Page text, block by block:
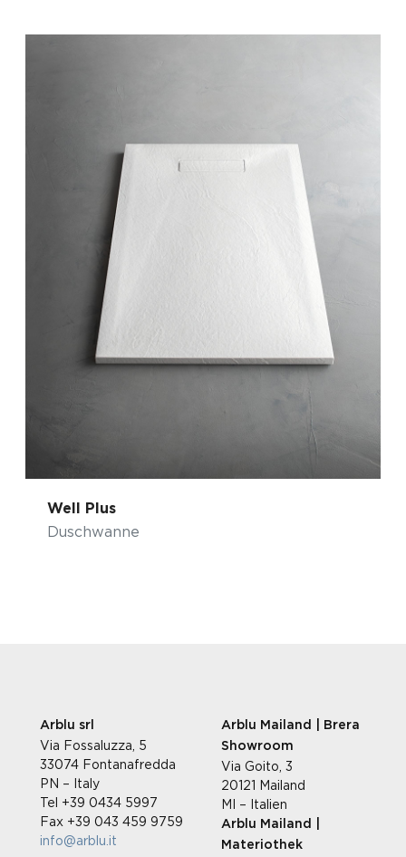
Well Plus
Duschwanne
Arblu srl
Via Fossaluzza, 5
33074 Fontanafredda
PN – Italy
Tel +39 0434 5997
Fax +39 043 459 9759
info@arblu.it
Arblu Mailand | Brera
Showroom
Via Goito, 3
20121 Mailand
MI – Italien
Arblu Mailand |
Materiothek